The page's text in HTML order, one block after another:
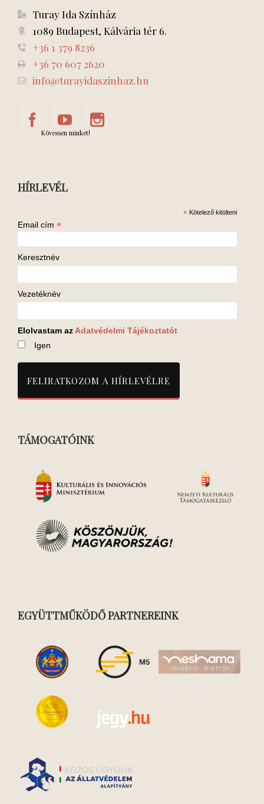
Turay Ida Színház
1089 Budapest, Kálvária tér 6.
+36 1 379 8236
+36 70 607 2620
info@turayidaszinhaz.hu
Kövessen minket!
HÍRLEVÉL
* Kötelező kitölteni
Email cím *
Keresztnév
Vezetéknév
Elolvastam azAdatvédelmi Tájékoztatót
Igen
TÁMOGATÓINK
EGYÜTTMŰKÖDŐ PARTNEREINK